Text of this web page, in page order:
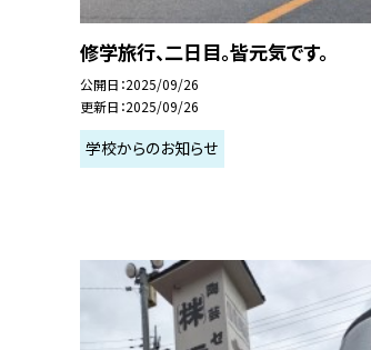
修学旅行、二日目。皆元気です。
公開日 2025/09/26
更新日 2025/09/26
学校からのお知らせ